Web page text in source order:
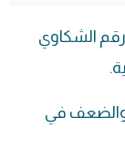
الشكاوي
والضعف في